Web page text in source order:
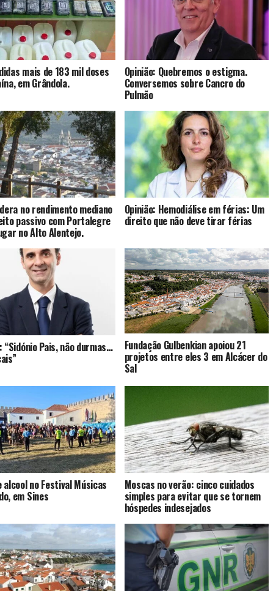
mais de 183 mil doses
em Grândola.
Opinião: Quebremos o estigma.
Conversemos sobre Cancro do
Pulmão
no rendimento mediano
passivo com Portalegre
no Alto Alentejo.
Opinião: Hemodiálise em férias: Um
direito que não deve tirar férias
“Sidónio Pais, não durmas… Fundação Gulbenkian apoiou 21
projetos entre eles 3 em Alcácer do
Sal
alcool no Festival Músicas
em Sines
Moscas no verão: cinco cuidados
simples para evitar que se tornem
hóspedes indesejados